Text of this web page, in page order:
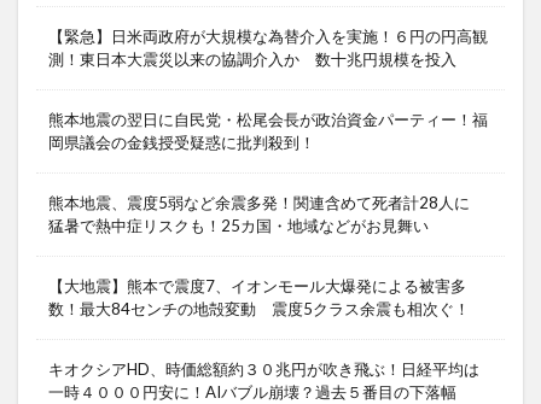
【緊急】日米両政府が大規模な為替介入を実施！６円の円高観
測！東日本大震災以来の協調介入か 数十兆円規模を投入
熊本地震の翌日に自民党・松尾会長が政治資金パーティー！福
岡県議会の金銭授受疑惑に批判殺到！
熊本地震、震度5弱など余震多発！関連含めて死者計28人に
猛暑で熱中症リスクも！25カ国・地域などがお見舞い
【大地震】熊本で震度7、イオンモール大爆発による被害多
数！最大84センチの地殻変動 震度5クラス余震も相次ぐ！
キオクシアHD、時価総額約３０兆円が吹き飛ぶ！日経平均は
一時４０００円安に！AIバブル崩壊？過去５番目の下落幅